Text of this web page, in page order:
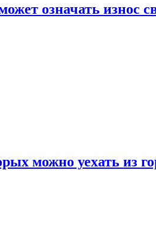
означать износ
можно уехать из